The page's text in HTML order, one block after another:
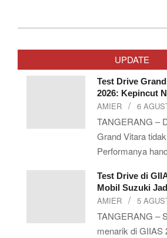
07-
UPDATE
Test Drive
2026: Kepincut
AMIER 6
TANGERANG –
Grand Vitara
Performanya
Test Drive di
Mobil Suzuki
AMIER 5
TANGERANG –
menarik di GIIAS